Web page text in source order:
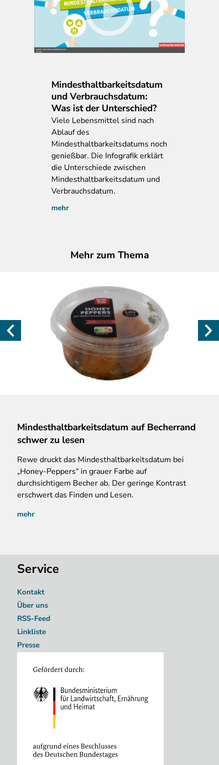
Mindesthaltbarkeitsdatum
und Verbrauchsdatum:
Was ist der Unterschied?
Viele Lebensmittel sind nach
Ablauf des
Mindesthaltbarkeitsdatums noch
genießbar. Die Infografik erklärt
die Unterschiede zwischen
Mindesthaltbarkeitsdatum und
Verbrauchsdatum.
mehr
Mehr zum Thema
Mindesthaltbarkeitsdatum auf Becherrand
schwer zu lesen
Rewe druckt das Mindesthaltbarkeitsdatum bei
„Honey-Peppers“ in grauer Farbe auf
durchsichtigem Becher ab. Der geringe Kontrast
erschwert das Finden und Lesen.
mehr
Service
Kontakt
Über uns
RSS-Feed
Linkliste
Presse